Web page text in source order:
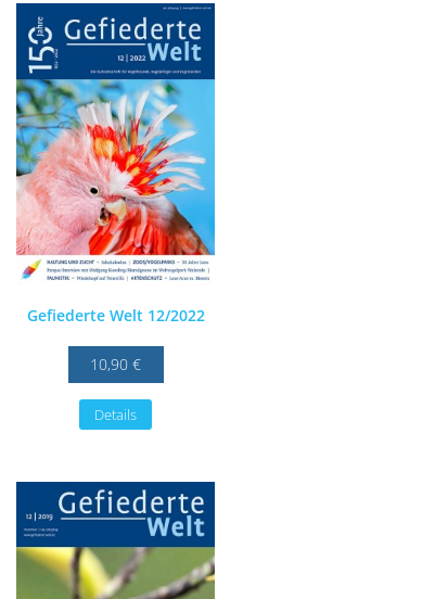
Gefiederte Welt 12/2022
10,90 €
Details